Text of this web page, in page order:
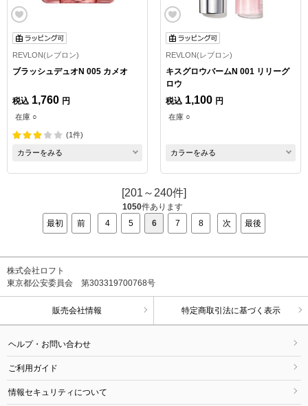
REVLON(レブロン)
ブラッシュデュオN 005 カメオ
税込 1,760 円
在庫 ○
(1件)
カラーをみる
REVLON(レブロン)
キスグロウバームN 001 リリーグ
ロウ
税込 1,100 円
在庫 ○
カラーをみる
[201～240件]
1050件あります
最初
前 4 5 6 7 8 次 最後
株式会社ロフト
東京都公安委員会 第303319700768号
販売会社情報 特定商取引法に基づく表示
ヘルプ・お問い合わせ
ご利用ガイド
情報セキュリティについて